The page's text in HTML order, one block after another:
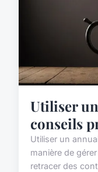
Utiliser
conseils
Utiliser un
manière de
retracer des